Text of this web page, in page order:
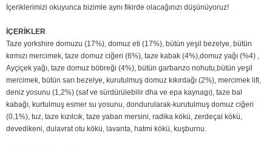
İçeriklerimizi okuyunca bizimle aynı fikirde olacağınızı düşünüyoruz!
İÇERİKLER
Taze yorkshire domuzu (17%), domuz eti (17%), bütün yeşil bezelye, bütün
kırmızı mercimek, taze domuz ciğeri (6%), taze kabak (4%),domuz yağı (%4) ,
Ayçiçek yağı, taze domuz böbreği (4%), bütün garbanzo nohutu,bütün yeşil
mercimek, bütün sarı bezelye, kurutulmuş domuz kıkırdağı (2%), mercimek lifi,
deniz yosunu (1,2%) (saf ve sürdürülebilir dha ve epa kaynagı), taze bal
kabağı, kurtulmuş esmer su yosunu, dondurularak-kurutulmuş domuz ciğeri
(0,1%), tuz, taze kızılcık, taze yaban mersini, radika kökü, zerdeçal kökü,
devedikeni, dulavrat otu kökü, lavanta, hatmi kökü, kuşburnu.